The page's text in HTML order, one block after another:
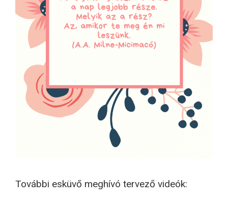
További esküvő meghívó tervező videók: